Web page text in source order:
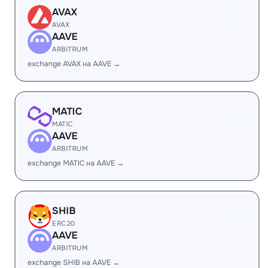
AVAX
AVAX
AAVE
ARBITRUM
exchange AVAX на AAVE →
MATIC
MATIC
AAVE
ARBITRUM
exchange MATIC на AAVE →
SHIB
ERC20
AAVE
ARBITRUM
exchange SHIB на AAVE →